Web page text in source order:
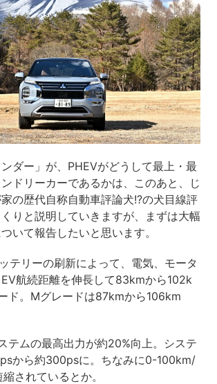
ンダー」が、PHEVがどうして最上・最
ドリーカーであるかは、このあと、じ
の歴代自称自動車評論犬!?の犬目線評
りと説明していきますが、まずは大幅
いて報告したいと思います。
テリーの刷新によって、電気、モータ
航続距離を伸長して83kmから102k
ド。Mグレードは87kmから106km
テムの最高出力が約20%向上。システ
から約300psに。ちなみに0-100km/
されているとか。